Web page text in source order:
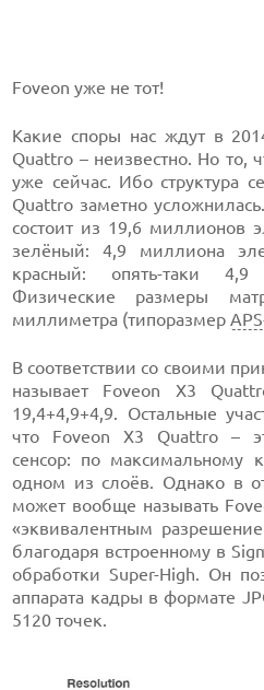
Foveon уже не тот!
Какие споры нас ждут в
Quattro – неизвестно. Но то,
уже сейчас. Ибо структура
Quattro заметно
состоит из 19,6 миллионов
зелёный: 4,9 миллиона
красный: опять-таки
Физические размеры
миллиметра (типоразмер
В соответствии со своими
называет Foveon X3
19,4+4,9+4,9. Остальные
что Foveon X3 Quattro –
сенсор: по максимальному
одном из слоёв. Однако в
может вообще называть
«эквивалентным
благодаря встроенному в
обработки Super-High. Он
аппарата кадры в формате
5120 точек.